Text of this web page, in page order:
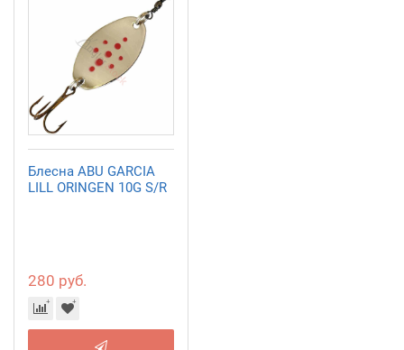
Блесна ABU GARCIA
LILL ORINGEN 10G S/R
280 руб.